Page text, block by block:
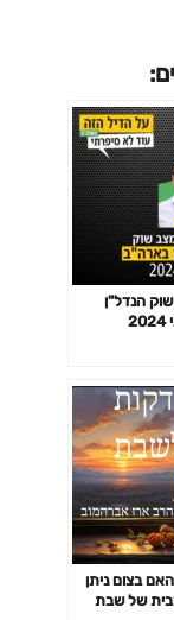
הנדל"ן
346 – האם בצום ניתן
של שבת